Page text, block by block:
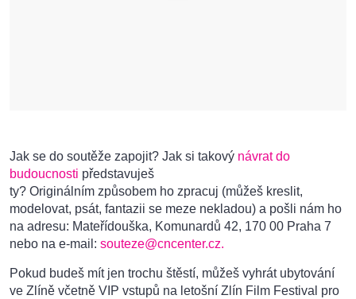
Jak se do soutěže zapojit? Jak si takový návrat do
budoucnosti představuješ
ty? Originálním způsobem ho zpracuj (můžeš kreslit,
modelovat, psát, fantazii se meze nekladou) a pošli nám ho
na adresu: Mateřídouška, Komunardů 42, 170 00 Praha 7
nebo na e-mail: souteze@cncenter.cz.
Pokud budeš mít jen trochu štěstí, můžeš vyhrát ubytování
ve Zlíně včetně VIP vstupů na letošní Zlín Film Festival pro